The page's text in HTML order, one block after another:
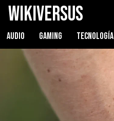
WikiVersus
AUDIO GAMING TECNOLOGÍA
Apple Watch SE